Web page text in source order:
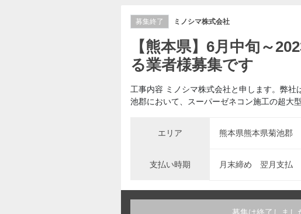
募集終了 ミノシマ株式会社
【熊本県】6月中旬～
る業者様募集です
工事内容 ミノシマ株式会社と申します。弊
池郡において、スーパーゼネコン施工の超大
エリア 熊本県熊本県菊池郡
支払い時期 月末締め 翌月支払